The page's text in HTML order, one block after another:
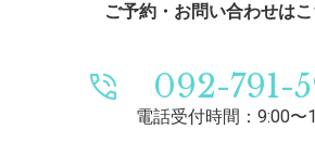
ご予約・お問い合わせは
092-791-
電話受付時間：9:00〜